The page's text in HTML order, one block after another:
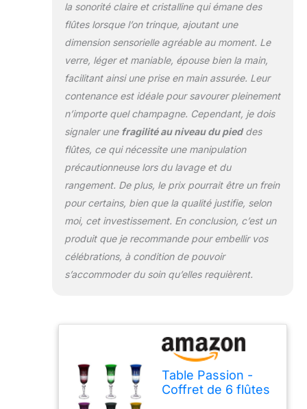
la sonorité claire et cristalline qui émane des
flûtes lorsque l’on trinque, ajoutant une
dimension sensorielle agréable au moment. Le
verre, léger et maniable, épouse bien la main,
facilitant ainsi une prise en main assurée. Leur
contenance est idéale pour savourer pleinement
n’importe quel champagne. Cependant, je dois
signaler une fragilité au niveau du pieddes
flûtes, ce qui nécessite une manipulation
précautionneuse lors du lavage et du
rangement. De plus, le prix pourrait être un frein
pour certains, bien que la qualité justifie, selon
moi, cet investissement. En conclusion, c’est un
produit que je recommande pour embellir vos
célébrations, à condition de pouvoir
s’accommoder du soin qu’elles requièrent.
Table Passion -
Coffret de 6 flûtes